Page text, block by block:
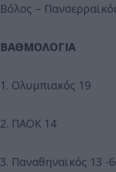
Βόλος –
ΒΑΘΜΟΛΟΓΙΑ
1. Ολυμπιακός 19
2. ΠΑΟΚ 14
3. Παναθηναϊκός 13 -